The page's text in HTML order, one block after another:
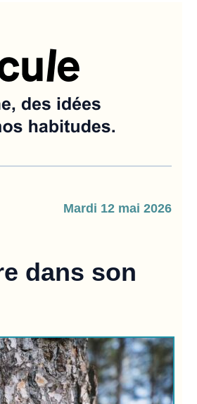
mardi 12 mai 2026
dans son